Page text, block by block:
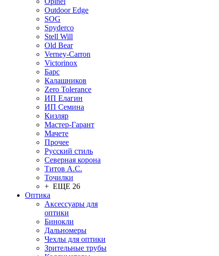
Outdoor Edge
SOG
Spyderco
Stell Will
Old Bear
Verney-Carron
Victorinox
Барс
Калашников
Zero Tolerance
ИП Елагин
ИП Семина
Кизляр
Мастер-Гарант
Мачете
Прочее
Русский стиль
Северная корона
Титов А.С.
Точилки
+ ЕЩЕ 26
Оптика
Аксессуары для
оптики
Бинокли
Дальномеры
Чехлы для оптики
Зрительные трубы